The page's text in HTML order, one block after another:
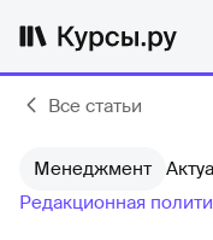
Все статьи
Менеджмент
Редакционная